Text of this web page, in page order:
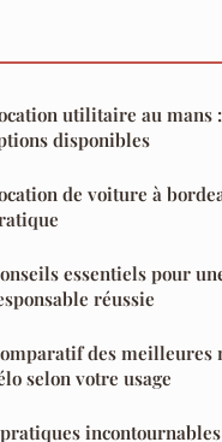
utilitaire au mans
disponibles
de voiture à
essentiels pour
réussie
des meilleures
selon votre usage